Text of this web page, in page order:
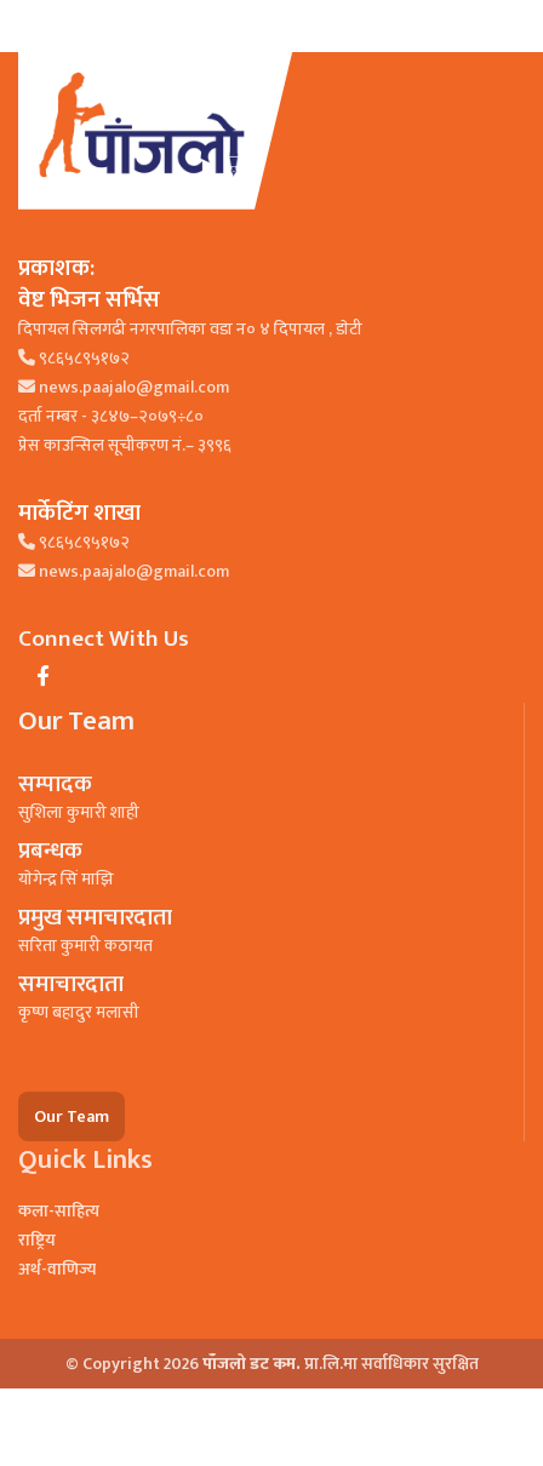
प्रकाशक:
वेष्ट भिजन सर्भिस
दिपायल सिलगढी नगरपालिका वडा न० ४ दिपायल , डाेटी
९८६५८९५१७२
news.paajalo@gmail.com
दर्ता नम्बर - ३८४७–२०७९÷८०
प्रेस काउन्सिल सूचीकरण नं.– ३९९६
मार्केटिंग शाखा
९८६५८९५१७२
news.paajalo@gmail.com
Connect With Us
Our Team
सम्पादक
सुशिला कुमारी शाही
प्रबन्धक
याेगेन्द्र सिं माझि
प्रमुख समाचारदाता
सरिता कुमारी कठायत
समाचारदाता
कृष्ण बहादुर मलासी
Our Team
Quick Links
कला-साहित्य
राष्ट्रिय
अर्थ-वाणिज्य
© Copyright 2026पाँजलो डट कम.प्रा.लि.मा सर्वाधिकार सुरक्षित